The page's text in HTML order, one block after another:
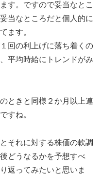
す。ですので妥当なとこ
当なところだと個人的に
ます。
回の利上げに落ち着くの
平均時給にトレンドがみ
ときと同様２か月以上連
すね。
それに対する株価の軟調
どうなるかを予想すべ
返ってみたいと思いま